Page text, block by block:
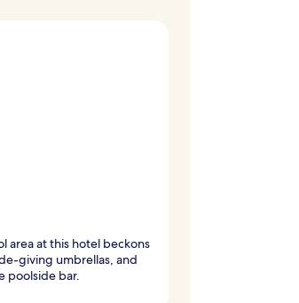
area at this hotel beckons
giving umbrellas, and
poolside bar.